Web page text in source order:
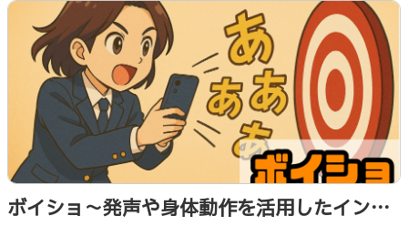
ボイショ〜発声や身体動作を活用したインタ